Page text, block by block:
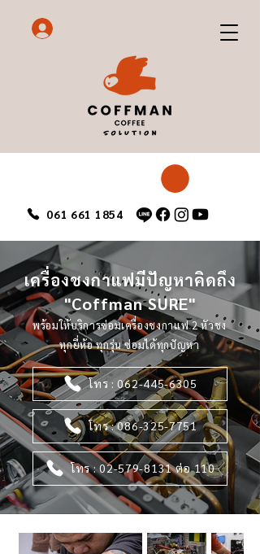
061 661 1854
เครื่องชงกาแฟมีปัญหาคิดถึง
"Coffman SURE"
พร้อมให้บริการซ่อมเครื่องชงกาแฟ 2 หัวชง
ทุกยี่ห้อ ทุกรุ่น ซ่อมได้ทุกปัญหา
โทร : 062-445-6305
โทร : 086-325-7751
โทร : 02-579-8131 ต่อ 110